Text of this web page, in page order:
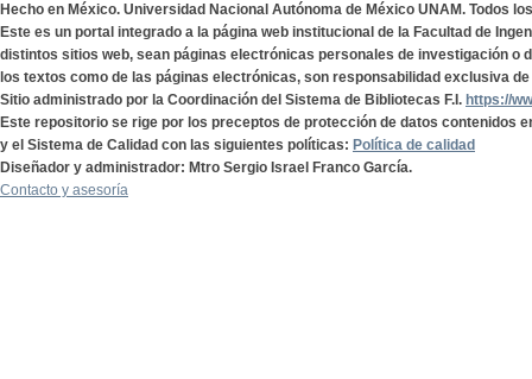
Hecho en México. Universidad Nacional Autónoma de México UNAM. Todos
Este es un portal integrado a la página web institucional de la Facultad de
distintos sitios web, sean páginas electrónicas personales de investigación o
los textos como de las páginas electrónicas, son responsabilidad exclusiva
Sitio administrado por la Coordinación del Sistema de Bibliotecas F.I. https://
Este repositorio se rige por los preceptos de protección de datos contenidos
y el Sistema de Calidad con las siguientes políticas: Política de calidad
Diseñador y administrador: Mtro Sergio Israel Franco García.
Contacto y asesoría